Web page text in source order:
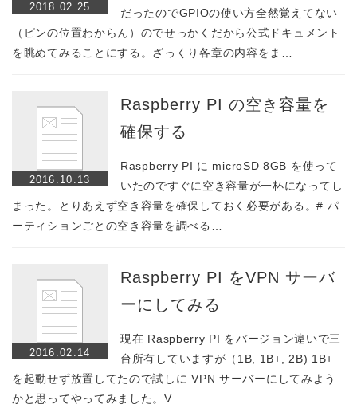
2018.02.25
だったのでGPIOの使い方全然覚えてない
（ピンの位置わからん）のでせっかくだから公式ドキュメント
を眺めてみることにする。ざっくり各章の内容をま…
2016.10.13
Raspberry PI の空き容量を
確保する
Raspberry PI に microSD 8GB を使って
いたのですぐに空き容量が一杯になってし
まった。とりあえず空き容量を確保しておく必要がある。# パ
ーティションごとの空き容量を調べる…
2016.02.14
Raspberry PI をVPN サーバ
ーにしてみる
現在 Raspberry PI をバージョン違いで三
台所有していますが（1B, 1B+, 2B) 1B+
を起動せず放置してたので試しに VPN サーバーにしてみよう
かと思ってやってみました。V…